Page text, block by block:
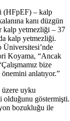
(HFpEF) – kalp
kanı düzgün
kalp yetmezliği – 37
kalp yetmezliği.
Üniversitesi’nde
Koyama, “Ancak
bize
anlatıyor.”
üzere uyku
olduğunu göstermişti.
bozukluğu ile